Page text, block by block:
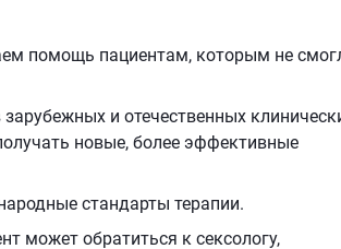
помощь пациентам, которым не
и отечественных
новые, более эффективные
стандарты терапии.
может обратиться к сексологу,